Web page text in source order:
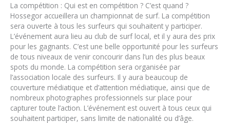
La compétition : Qui est en compétition ? C’est quand ?
Hossegor accueillera un championnat de surf. La compétition
sera ouverte à tous les surfeurs qui souhaitent y participer.
L’événement aura lieu au club de surf local, et il y aura des prix
pour les gagnants. C’est une belle opportunité pour les surfeurs
de tous niveaux de venir concourir dans l’un des plus beaux
spots du monde. La compétition sera organisée par
l’association locale des surfeurs. Il y aura beaucoup de
couverture médiatique et d’attention médiatique, ainsi que de
nombreux photographes professionnels sur place pour
capturer toute l’action. L’événement est ouvert à tous ceux qui
souhaitent participer, sans limite de nationalité ou d’âge.